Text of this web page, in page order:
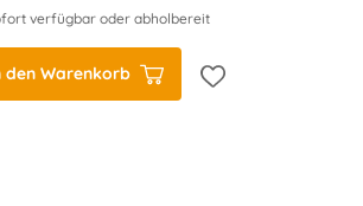
verfügbar oder abholbereit
den Warenkorb